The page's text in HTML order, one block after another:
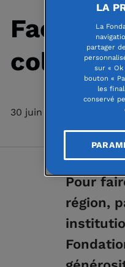
Face au
collectif
30 juin 2020
Pour
région,
LA
La
partager
sur «
bouton «
les
conservé